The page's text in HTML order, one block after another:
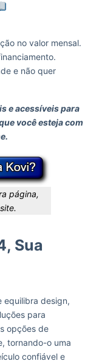
no valor mensal.
e não quer
e acessíveis para
você esteja com
página,
Sua
equilibra design,
para
opções de
tornando-o uma
confiável e